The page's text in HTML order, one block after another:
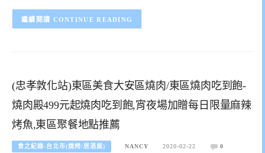
CONTINUE READING
(忠孝敦化站)東區美食大安區燒肉/東區燒肉吃到飽-
燒肉殿499元起燒肉吃到飽,宵夜場加贈每日限量麻辣
烤魚,東區聚餐地點推薦
食之紀錄-台北市(燒烤/居酒屋) NANCY 2020-02-22 0